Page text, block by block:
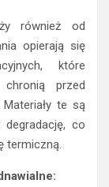
również od
opierają się
które
przed
Materiały te są
co
termiczną.